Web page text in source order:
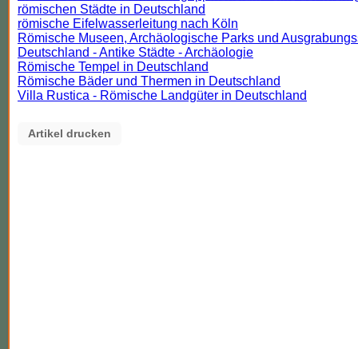
römischen Städte in Deutschland
römische Eifelwasserleitung nach Köln
Römische Museen, Archäologische Parks und
Deutschland - Antike Städte - Archäologie
Römische Tempel in Deutschland
Römische Bäder und Thermen in Deutschland
Villa Rustica - Römische Landgüter in Deutschland
Artikel drucken